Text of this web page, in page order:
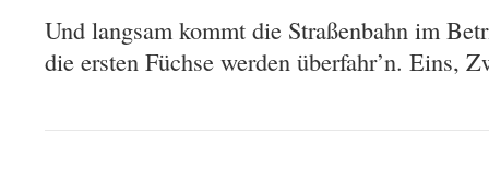
Und langsam kommt die Straßenbahn im
die ersten Füchse werden überfahr’n. Eins,